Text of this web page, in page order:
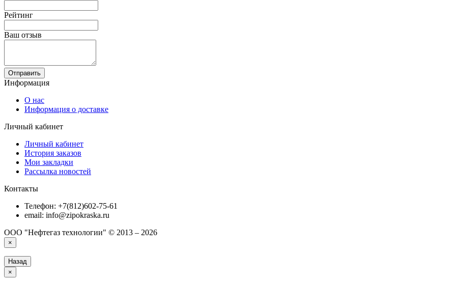
Рейтинг
Ваш отзыв
Отправить
Информация
О нас
Информация о доставке
Личный кабинет
Личный кабинет
История заказов
Мои закладки
Рассылка новостей
Контакты
Телефон: +7(812)602-75-61
email: info@zipokraska.ru
ООО "Нефтегаз технологии" © 2013 – 2026
×
Назад
×